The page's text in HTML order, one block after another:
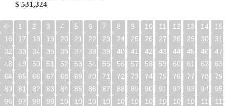
$ 531,324
1 2 3 4 5 6 7 8 9 10 11 12 13 14
15
16
17 18 19 20 21 22 23 24 25 26 27 28 29 30
31
32
33 34 35 36 37 38 39 40 41 42 43 44 45 46
47
48
49 50 51 52 53 54 55 56 57 58 59 60 61 62
63
64
65 66 67 68 69 70 71 72 73 74 75 76 77 78
79
80
81 82 83 84 85 86 87 88 89 90 91 92 93 94
95
96
97 98 99 100 101 102 103 104 105 106 107 108 109 110